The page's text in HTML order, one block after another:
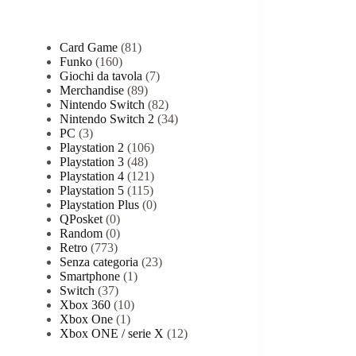
Card Game (81)
Funko (160)
Giochi da tavola (7)
Merchandise (89)
Nintendo Switch (82)
Nintendo Switch 2 (34)
PC (3)
Playstation 2 (106)
Playstation 3 (48)
Playstation 4 (121)
Playstation 5 (115)
Playstation Plus (0)
QPosket (0)
Random (0)
Retro (773)
Senza categoria (23)
Smartphone (1)
Switch (37)
Xbox 360 (10)
Xbox One (1)
Xbox ONE / serie X (12)